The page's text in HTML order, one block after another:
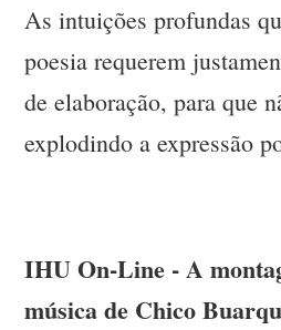
As intuições profundas
poesia requerem
de elaboração, para que
explodindo a expressão
IHU On-Line - A
música de Chico